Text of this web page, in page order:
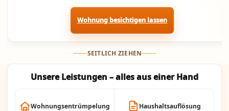
Wohnung besichtigen lassen
SEITLICH ZIEHEN
Unsere Leistungen – alles aus einer Hand
Wohnungsentrümpelung Haushaltsauflösung